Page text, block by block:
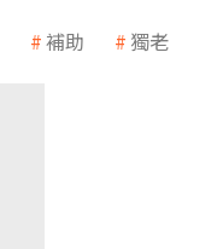
補助 獨老